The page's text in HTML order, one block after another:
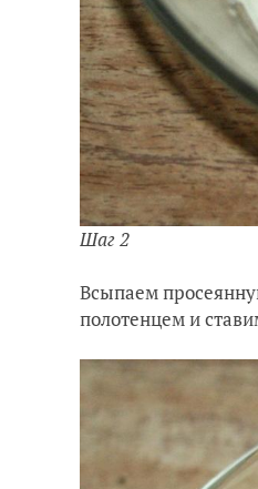
Шаг 2
Всыпаем
полотенцем и